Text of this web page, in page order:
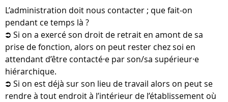
L’administration doit nous contacter ; que fait-on
pendant ce temps là ?
⮊ Si on a exercé son droit de retrait en amont de sa
prise de fonction, alors on peut rester chez soi en
attendant d’être contacté·e par son/sa supérieur·e
hiérarchique.
⮊ Si on est déjà sur son lieu de travail alors on peut se
rendre à tout endroit à l’intérieur de l’établissement où